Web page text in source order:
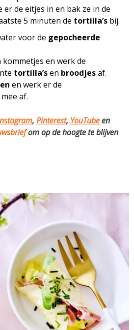
er de eitjes in en bak ze in de
5 minuten de tortilla’s bij.
voor de gepocheerde
kommetjes en werk de
tortilla’sen broodjesaf.
en werk er de
mee af.
, Pinterest, YouTubeen
om op de hoogte te blijven